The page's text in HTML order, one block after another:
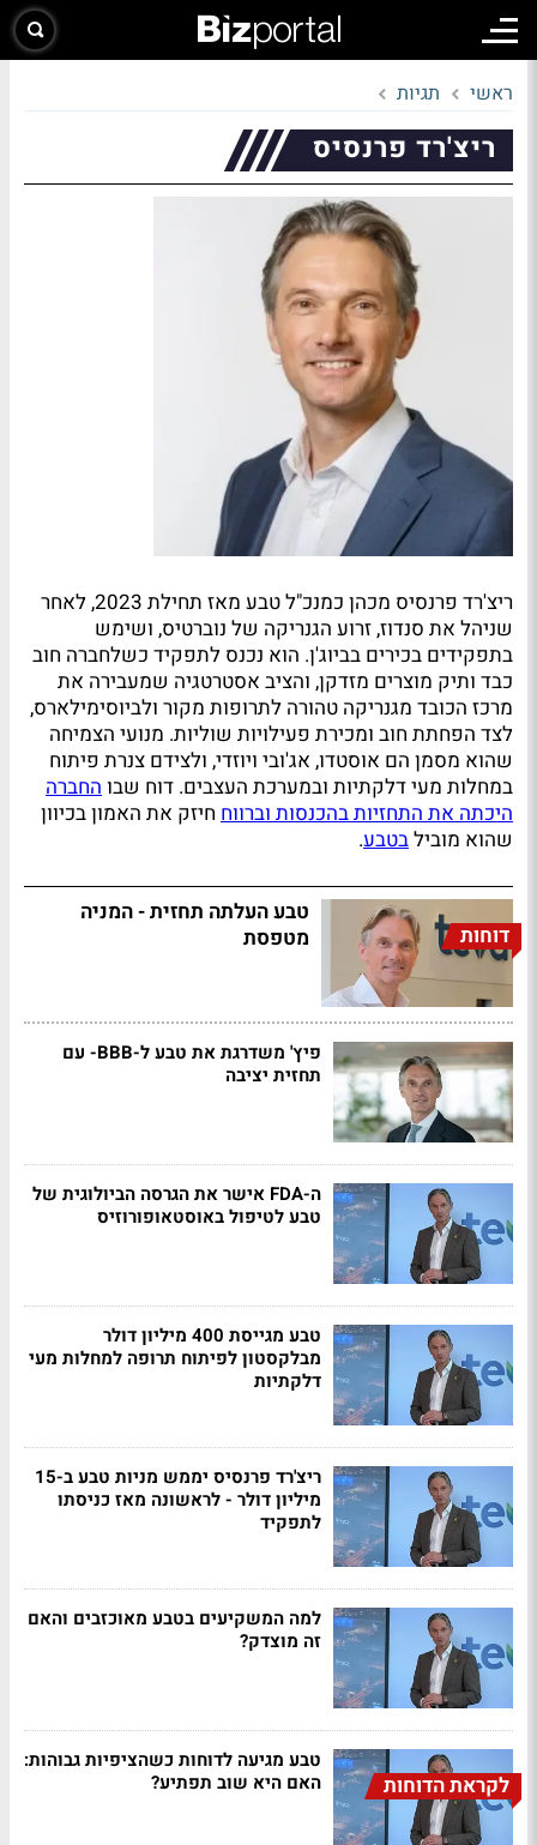
ראשי תגיות
ריצ'רד פרנסיס
ריצ'רד פרנסיס מכהן כמנכ"ל טבע מאז תחילת 2023, לאחר
שניהל את סנדוז, זרוע הגנריקה של נוברטיס, ושימש
בתפקידים בכירים בביוג'ן. הוא נכנס לתפקיד כשלחברה חוב
כבד ותיק מוצרים מזדקן, והציב אסטרטגיה שמעבירה את
מרכז הכובד מגנריקה טהורה לתרופות מקור ולביוסימילארס,
לצד הפחתת חוב ומכירת פעילויות שוליות. מנועי הצמיחה
שהוא מסמן הם אוסטדו, אג'ובי ויוזדי, ולצידם צנרת פיתוח
במחלות מעי דלקתיות ובמערכת העצבים. דוח שבוהחברה
היכתה את התחזיות בהכנסות וברווח חיזק את האמון בכיוון
שהוא מובילבטבע.
דוחות
טבע העלתה תחזית - המניה
מטפסת
פיץ' משדרגת את טבע ל-BBB- עם
תחזית יציבה
ה-FDA אישר את הגרסה הביולוגית של
טבע לטיפול באוסטאופורוזיס
טבע מגייסת 400 מיליון דולר
מבלקסטון לפיתוח תרופה למחלות מעי
דלקתיות
ריצ'רד פרנסיס יממש מניות טבע ב-15
מיליון דולר - לראשונה מאז כניסתו
לתפקיד
למה המשקיעים בטבע מאוכזבים והאם
זה מוצדק?
לקראת הדוחות
טבע מגיעה לדוחות כשהציפיות גבוהות:
האם היא שוב תפתיע?